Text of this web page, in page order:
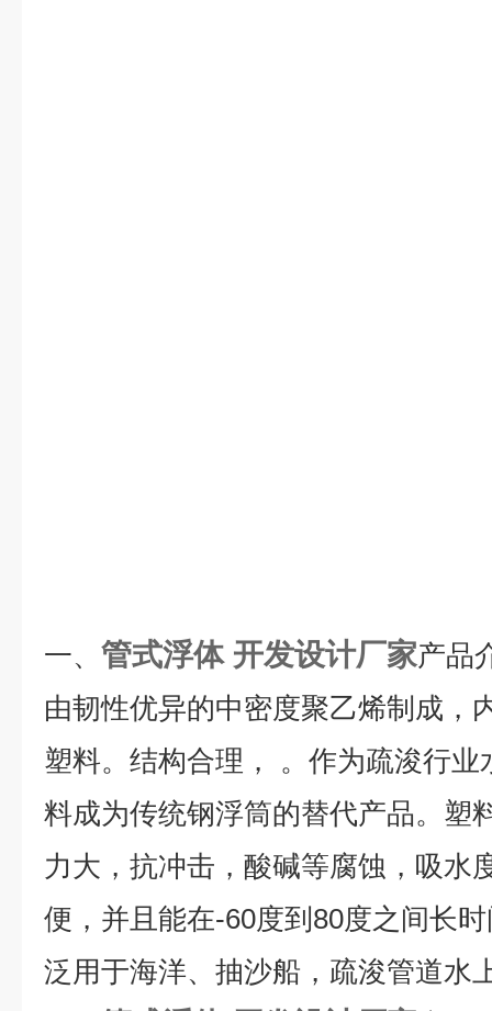
一、 管式浮体 开发设计厂家产品
由韧性优异的中密度聚乙烯制成，
塑料。结构合理， 。作为疏浚行
料成为传统钢浮筒的替代产品。塑
力大，抗冲击，酸碱等腐蚀，吸水
便，并且能在-60度到80度之间长
泛用于海洋、抽沙船，疏浚管道水